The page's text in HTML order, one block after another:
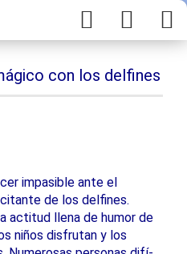
con los delfines
impasible ante el
de los delfines.
actitud llena de humor de
niños disfrutan y los